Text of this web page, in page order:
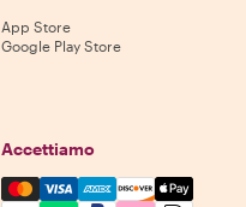
App Store
Google Play Store
Accettiamo
Mastercard, Visa, Amex,